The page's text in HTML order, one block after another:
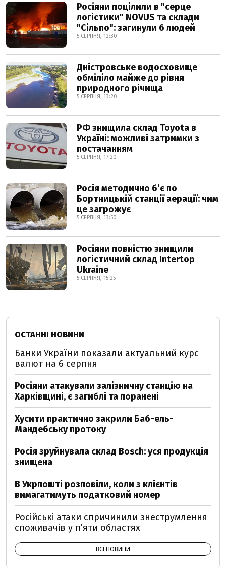
Росіяни поцілили в "серце
логістики" NOVUS та склади
"Сільпо": загинули 6 людей
5 СЕРПНЯ, 12:30
Дністровське водосховище
обміліло майже до рівня
природного річища
5 СЕРПНЯ, 13:20
РФ знищила склад Toyota в
Україні: можливі затримки з
постачанням
5 СЕРПНЯ, 17:20
Росія методично б’є по
Бортницькій станції аерації: чим
це загрожує
5 СЕРПНЯ, 13:50
Росіяни повністю знищили
логістичний склад Intertop
Ukraine
5 СЕРПНЯ, 15:25
ОСТАННІ НОВИНИ
Банки України показали актуальний курс
валют на 6 серпня
Росіяни атакували залізничну станцію на
Харківщині, є загиблі та поранені
Хусити практично закрили Баб-ель-
Мандебську протоку
Росія зруйнувала склад Bosch: уся продукція
знищена
В Укрпошті розповіли, коли з клієнтів
вимагатимуть податковий номер
Російські атаки спричинили знеструмлення
споживачів у п’яти областях
ВСІ НОВИНИ